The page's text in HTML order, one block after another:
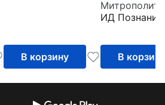
В корзину
Гаврииле
ИД Познание
В корзину